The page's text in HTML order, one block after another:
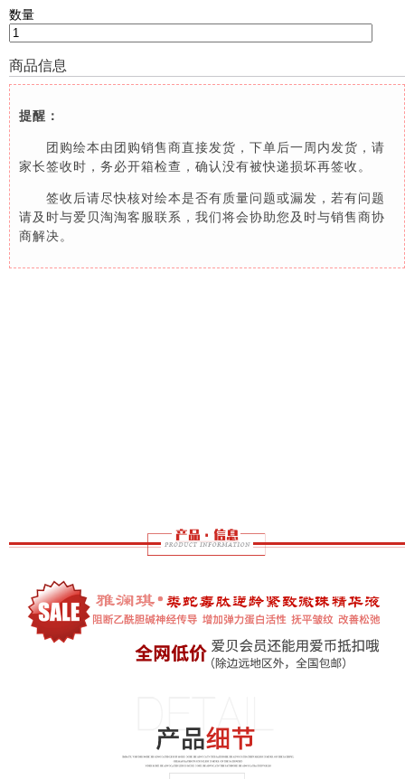
数量
商品信息
提醒：
团购绘本由团购销售商直接发货，下单后一周内发货，请
家长签收时，务必开箱检查，确认没有被快递损坏再签收。
签收后请尽快核对绘本是否有质量问题或漏发，若有问题
请及时与爱贝淘淘客服联系，我们将会协助您及时与销售商协
商解决。